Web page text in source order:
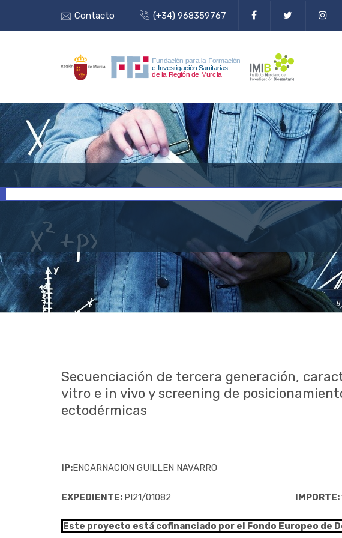
Contacto (+34) 968359767
Secuenciación de tercera generación,
vitro e in vivo y screening de
ectodérmicas
IP:ENCARNACION GUILLEN NAVARRO
EXPEDIENTE: PI21/01082
Este proyecto está cofinanciado por el Fondo Europeo de